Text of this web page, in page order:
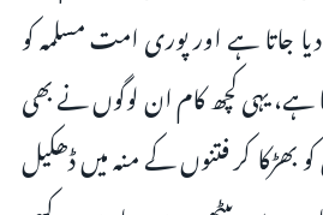
جاتا ہے اور پوری امت مسلمہ کو
ہے، یہی کچھ کام ان لوگوں نے بھی
بھڑکا کر فتنوں کے منہ میں ڈھکیل